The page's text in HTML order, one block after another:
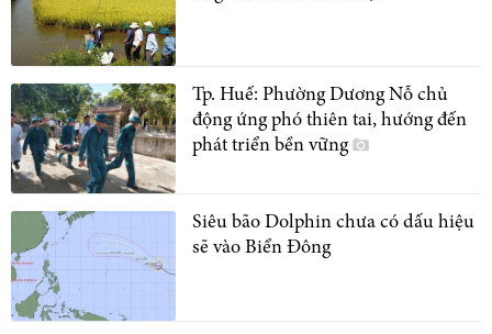
Tp. Huế: Phường Dương Nỗ chủ
động ứng phó thiên tai, hướng đến
phát triển bền vững
Siêu bão Dolphin chưa có dấu hiệu
sẽ vào Biển Đông